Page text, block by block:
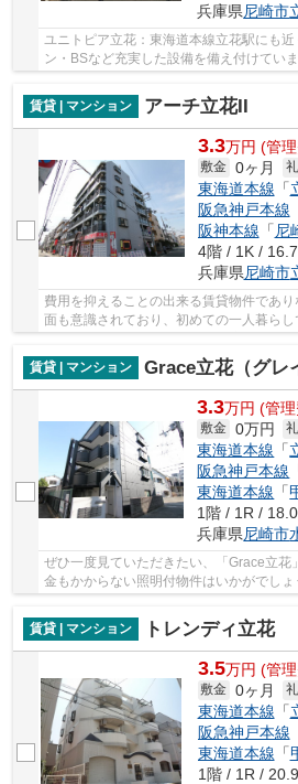
兵庫県尼崎市
ユニトピア立花：東海道本線立花駅にも
ン・BSなど充実した設備を備え付けてい
賃貸 | マンション
アーチ立花II
3.3万円 (管
敷金 0ヶ月
東海道本線 「
阪急神戸本線
阪神本線 「 尼
4階 / 1K /
兵庫県尼崎市
費用を抑えることの出来る賃貸物件であ
面も意識されており、初めての一人暮ら
の物件なので、大きい荷物も快適に運べま
賃貸 | マンション
Grace立花（グレ
3.3万円 (管
敷金 0万円
東海道本線 「
阪急神戸本線
東海道本線 「
1階 / 1R /
兵庫県尼崎市
ぜひ一度見ていただきたい、「Grace立花
金もかからない照明付物件はいかがでしょ
ネット！こちらはインターネット有り物件
賃貸 | マンション
トレンディ立花
3.5万円 (管
敷金 0ヶ月
東海道本線 「
阪急神戸本線
東海道本線 「
1階 / 1R /